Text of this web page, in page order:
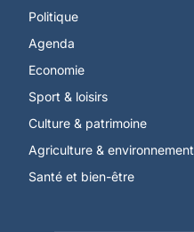
Politique
Agenda
Economie
Sport & loisirs
Culture & patrimoine
Agriculture & environnement
Santé et bien-être